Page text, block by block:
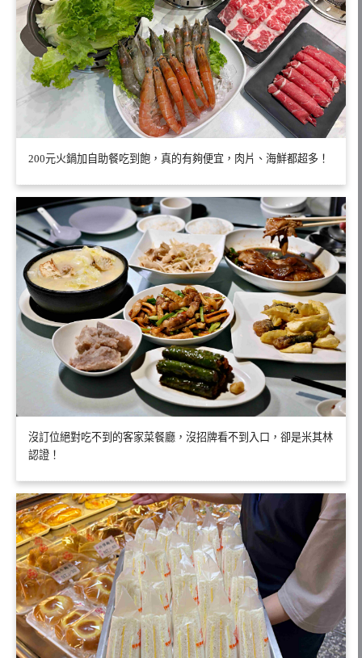
200元火鍋加自助餐吃到飽，真的有夠便宜，肉片、海鮮都超多！
沒訂位絕對吃不到的客家菜餐廳，沒招牌看不到入口，卻是米其林
認證！